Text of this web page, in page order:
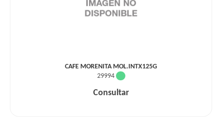
CAFE MORENITA MOL.INTX125G
29994
Consultar